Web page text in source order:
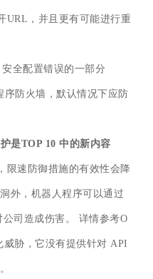
URL，并且更有可能进行重
全配置错误的一部分
序防火墙，默认情况下应防
是TOP 10 中的新内容
限速防御措施的有效性会降
外，机器人程序可以通过
司造成伤害。 详情参考O
威胁，它没有提供针对 API